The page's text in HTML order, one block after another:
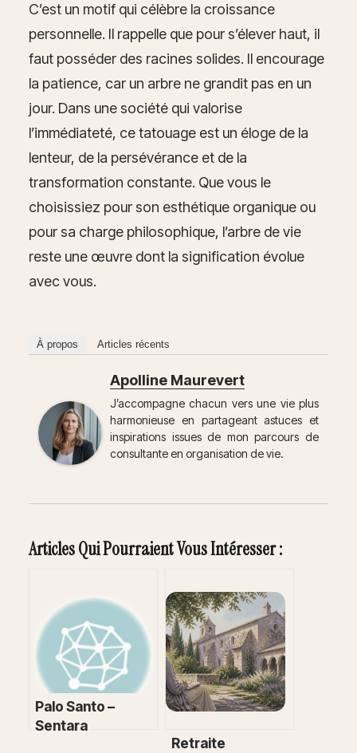
C’est un motif qui célèbre la croissance
personnelle. Il rappelle que pour s’élever haut, il
faut posséder des racines solides. Il encourage
la patience, car un arbre ne grandit pas en un
jour. Dans une société qui valorise
l’immédiateté, ce tatouage est un éloge de la
lenteur, de la persévérance et de la
transformation constante. Que vous le
choisissiez pour son esthétique organique ou
pour sa charge philosophique, l’arbre de vie
reste une œuvre dont la signification évolue
avec vous.
À propos Articles récents
Apolline Maurevert
J’accompagne chacun vers une vie plus
harmonieuse en partageant astuces et
inspirations issues de mon parcours de
consultante en organisation de vie.
Articles Qui Pourraient Vous Intéresser :
Palo Santo –
Sentara
Retraite